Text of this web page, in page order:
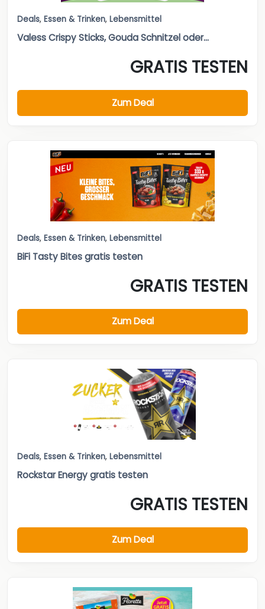
Deals, Essen & Trinken, Lebensmittel
Valess Crispy Sticks, Gouda Schnitzel oder...
GRATIS TESTEN
Zum Deal
Deals, Essen & Trinken, Lebensmittel
BiFi Tasty Bites gratis testen
GRATIS TESTEN
Zum Deal
Deals, Essen & Trinken, Lebensmittel
Rockstar Energy gratis testen
GRATIS TESTEN
Zum Deal